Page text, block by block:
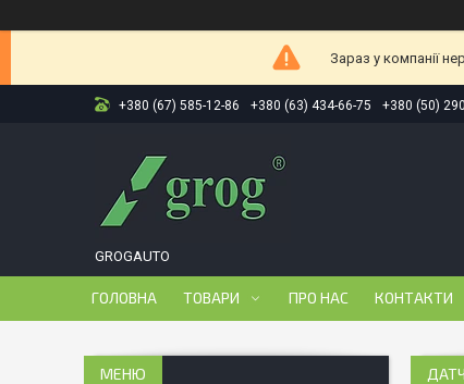
Зараз у компанії
+380 (67) 585-12-86 +380 (63) 434-66-75 +380 (50)
GROGAUTO
ГОЛОВНА ТОВАРИ ПРО НАС КОНТАКТИ